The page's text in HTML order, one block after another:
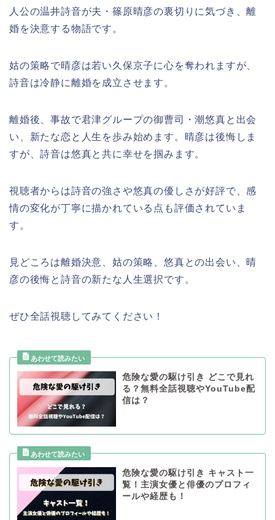
人公の温井詩音が夫・篠原晴彦の裏切りに気づき、離
婚を決意する物語です。
姑の策略で晴彦は若い久保京子に心を奪われますが、
詩音は冷静に離婚を成立させます。
離婚後、事故で君津グループの御曹司・潮悠真と出会
い、新たな恋と人生を歩み始めます。晴彦は後悔しま
すが、詩音は悠真と共に幸せを掴みます。
視聴者からは詩音の強さや悠真の優しさが好評で、感
情の変化が丁寧に描かれている点も評価されていま
す。
見どころは離婚決意、姑の策略、悠真との出会い、晴
彦の後悔と詩音の新たな人生選択です。
ぜひ全話視聴してみてください！
危険な愛の駆け引き どこで見れ
る？無料全話視聴やYouTube配
信は？
危険な愛の駆け引き キャスト一
覧！主演女優と俳優のプロフィ
ールや経歴も！